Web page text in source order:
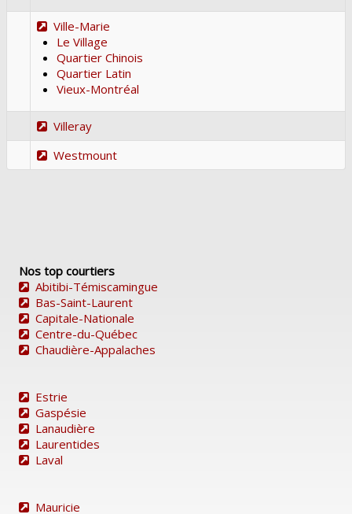
Ville-Marie
Le Village
Quartier Chinois
Quartier Latin
Vieux-Montréal
Villeray
Westmount
Nos top courtiers
Abitibi-Témiscamingue
Bas-Saint-Laurent
Capitale-Nationale
Centre-du-Québec
Chaudière-Appalaches
Estrie
Gaspésie
Lanaudière
Laurentides
Laval
Mauricie